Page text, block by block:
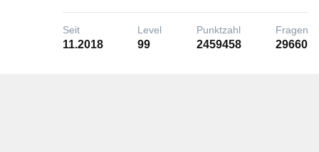
Seit
11.2018
Level
99
Punktzahl
2459458
Fragen
29660